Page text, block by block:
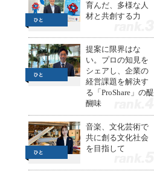
育んだ、多様な人
材と共創する力
提案に限界はな
い。プロの知見を
シェアし、企業の
経営課題を解決す
る「ProShare」の醍
醐味
音楽、文化芸術で
共に創る文化社会
を目指して